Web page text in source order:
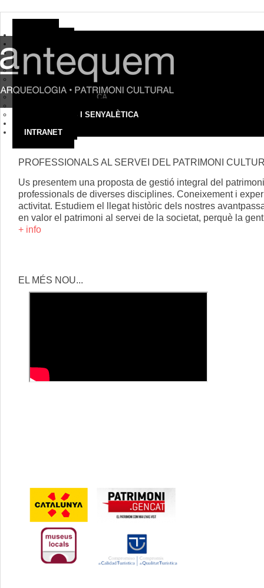
ON SOM
SERVEIS
ARQUEOLOGIA
MUSEUS I COL·LECCIONS
TURISME I DIDÀCTICA
EXPOSICIONS I SENYALÈTICA
INTRANET
PROFESSIONALS AL SERVEI DEL PATRIMONI
Us presentem una proposta de gestió integral del
professionals de diverses disciplines. Coneixement i
activitat. Estudiem el llegat històric dels nostres
en valor el patrimoni al servei de la societat, perquè la
+ info
EL MÉS NOU...